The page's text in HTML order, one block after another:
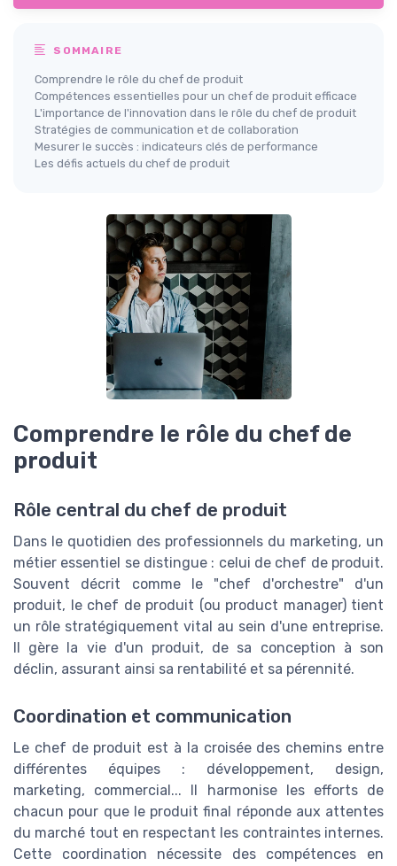
SOMMAIRE
Comprendre le rôle du chef de produit
Compétences essentielles pour un chef de produit efficace
L'importance de l'innovation dans le rôle du chef de produit
Stratégies de communication et de collaboration
Mesurer le succès : indicateurs clés de performance
Les défis actuels du chef de produit
Comprendre le rôle du chef de
produit
Rôle central du chef de produit
Dans le quotidien des professionnels du marketing, un
métier essentiel se distingue : celui de chef de produit.
Souvent décrit comme le "chef d'orchestre" d'un
produit, le chef de produit (ou product manager) tient
un rôle stratégiquement vital au sein d'une entreprise.
Il gère la vie d'un produit, de sa conception à son
déclin, assurant ainsi sa rentabilité et sa pérennité.
Coordination et communication
Le chef de produit est à la croisée des chemins entre
différentes équipes : développement, design,
marketing, commercial... Il harmonise les efforts de
chacun pour que le produit final réponde aux attentes
du marché tout en respectant les contraintes internes.
Cette coordination nécessite des compétences en